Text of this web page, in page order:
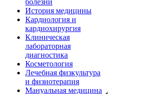
болезни
История медицины
Кардиология и
кардиохирургия
Клиническая
лабораторная
диагностика
Косметология
Лечебная физкультура
и физиотерапия
Мануальная медицина